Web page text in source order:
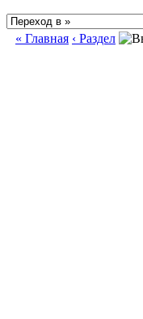
« Главная ‹ Раздел